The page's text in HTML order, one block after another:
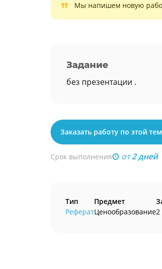
Мы напишем новую
Задание
без презентации .
Заказать работу по этой
Срок выполнения от2 дней
Тип
Реферат
Предмет
Ценообразование2